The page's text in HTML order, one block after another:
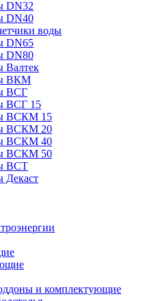
DN32
DN40
воды
DN65
DN80
Валтек
ВКМ
ВСГ
ВСГ 15
ВСКМ 15
ВСКМ 20
ВСКМ 40
ВСКМ 50
ВСТ
Декаст
и комплектующие